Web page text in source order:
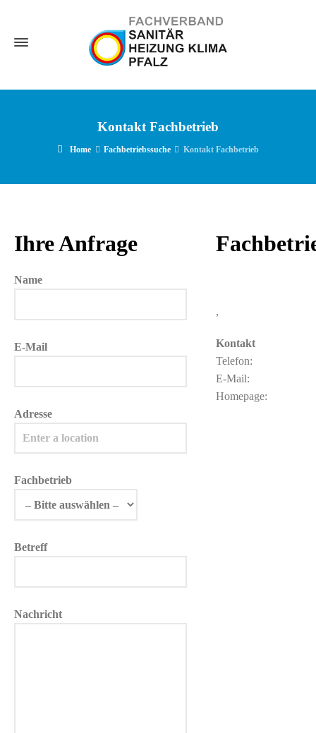
Kontakt Fachbetrieb
Home Fachbetriebssuche Kontakt Fachbetrieb
Ihre Anfrage
Name
E-Mail
Adresse
Fachbetrieb
Betreff
Nachricht
,
Kontakt
Telefon:
E-Mail:
Homepage: